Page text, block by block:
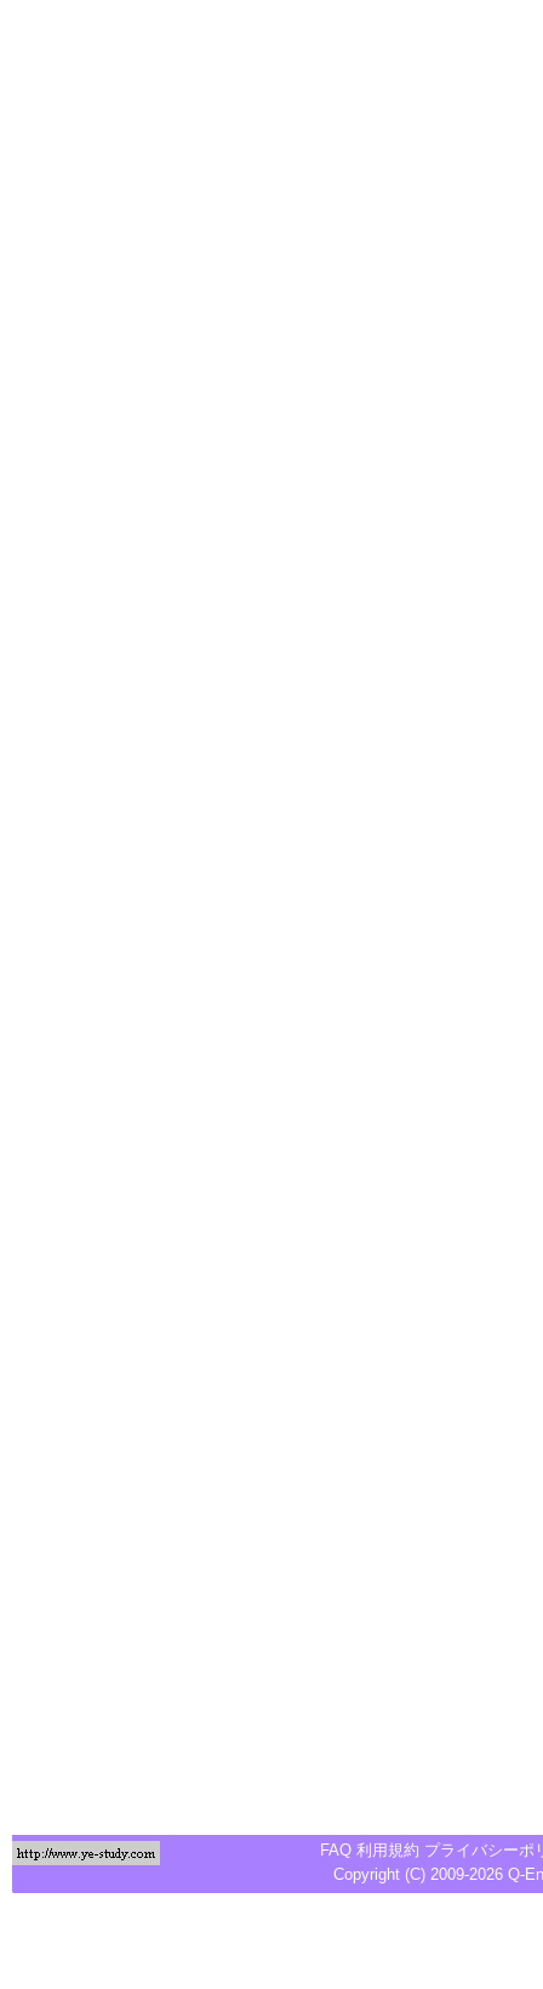
FAQ 利用規約 プライバシーポ
Copyright (C) 2009-2026 Q-